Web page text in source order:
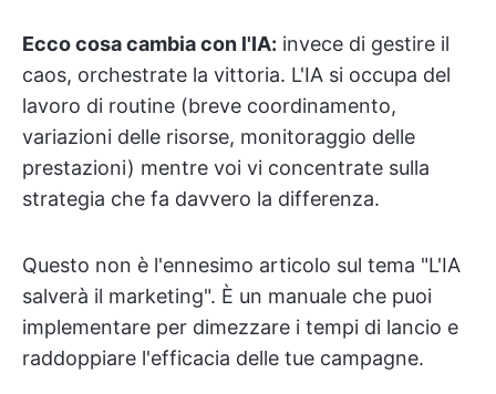
Ecco cosa cambia con l'IA: invece di gestire il
caos, orchestrate la vittoria. L'IA si occupa del
lavoro di routine (breve coordinamento,
variazioni delle risorse, monitoraggio delle
prestazioni) mentre voi vi concentrate sulla
strategia che fa davvero la differenza.
Questo non è l'ennesimo articolo sul tema "L'IA
salverà il marketing". È un manuale che puoi
implementare per dimezzare i tempi di lancio e
raddoppiare l'efficacia delle tue campagne.